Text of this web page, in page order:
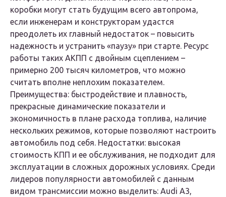
коробки могут стать будущим всего автопрома,
если инженерам и конструкторам удастся
преодолеть их главный недостаток – повысить
надежность и устранить «паузу» при старте. Ресурс
работы таких АКПП с двойным сцеплением –
примерно 200 тысяч километров, что можно
считать вполне неплохим показателем.
Преимущества: быстродействие и плавность,
прекрасные динамические показатели и
экономичность в плане расхода топлива, наличие
нескольких режимов, которые позволяют настроить
автомобиль под себя. Недостатки: высокая
стоимость КПП и ее обслуживания, не подходит для
эксплуатации в сложных дорожных условиях. Среди
лидеров популярности автомобилей с данным
видом трансмиссии можно выделить: Audi A3,